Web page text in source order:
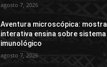
agosto 7, 2026
Aventura microscópica: mostra
interativa ensina sobre sistema
imunológico
agosto 7, 2026